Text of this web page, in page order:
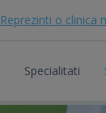
Reprezinti o clinica
Specialitati